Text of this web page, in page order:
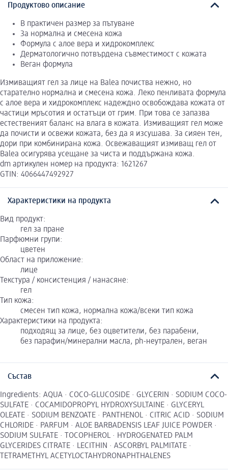
Продуктово описание
В практичен размер за пътуване
За нормална и смесена кожа
Формула с алое вера и хидрокомплекс
Дерматологично потвърдена съвместимост с кожата
Веган формула
Измиващият гел за лице на Balea почиства нежно, но
старателно нормална и смесена кожа. Леко пенливата формула
с алое вера и хидрокомплекс надеждно освобождава кожата от
частици мръсотия и остатъци от грим. При това се запазва
естественият баланс на влага в кожата. Измиващият гел може
да почисти и освежи кожата, без да я изсушава. За сияен тен,
дори при комбинирана кожа. Освежаващият измиващ гел от
Balea осигурява усещане за чиста и поддържана кожа.
dm артикулен номер на продукта: 1621267
GTIN: 4066447492927
Характеристики на продукта
Вид продукт:
гел за пране
Парфюмни групи:
цветен
Област на приложение:
лице
Текстура / консистенция / нанасяне:
гел
Тип кожа:
смесен тип кожа, нормална кожа/всеки тип кожа
Характеристики на продукта:
подходящ за лице, без оцветители, без парабени,
без парафин/минерални масла, ph-неутрален, веган
Състав
Ingredients: AQUA · COCO-GLUCOSIDE · GLYCERIN · SODIUM COCO-
SULFATE · COCAMIDOPROPYL HYDROXYSULTAINE · GLYCERYL
OLEATE · SODIUM BENZOATE · PANTHENOL · CITRIC ACID · SODIUM
CHLORIDE · PARFUM · ALOE BARBADENSIS LEAF JUICE POWDER ·
SODIUM SULFATE · TOCOPHEROL · HYDROGENATED PALM
GLYCERIDES CITRATE · LECITHIN · ASCORBYL PALMITATE ·
TETRAMETHYL ACETYLOCTAHYDRONAPHTHALENES